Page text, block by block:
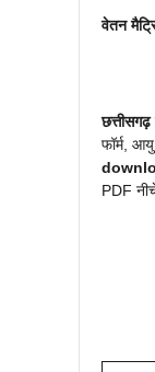
वेतन
छत्तीसगढ़
फॉर्म,
PDF